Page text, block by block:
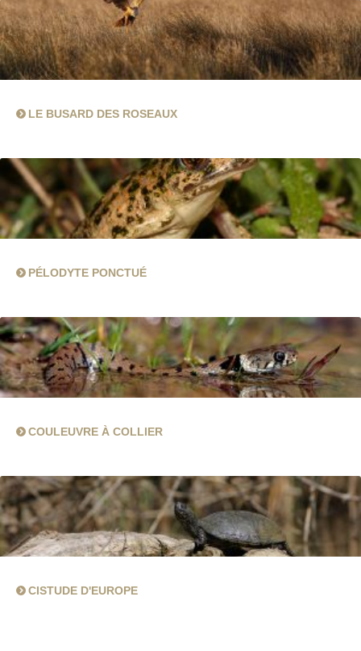
LE BUSARD DES ROSEAUX
PÉLODYTE PONCTUÉ
COULEUVRE À COLLIER
CISTUDE D'EUROPE